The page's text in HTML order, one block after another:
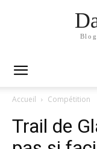
Accueil Compétition
Trail de